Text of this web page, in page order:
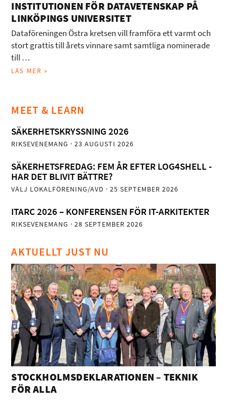
INSTITUTIONEN FÖR DATAVETENSKAP PÅ
LINKÖPINGS UNIVERSITET
Dataföreningen Östra kretsen vill framföra ett varmt och
stort grattis till årets vinnare samt samtliga nominerade
till …
LÄS MER »
MEET & LEARN
SÄKERHETSKRYSSNING 2026
RIKSEVENEMANG · 23 AUGUSTI 2026
SÄKERHETSFREDAG: FEM ÅR EFTER LOG4SHELL -
HAR DET BLIVIT BÄTTRE?
VÄLJ LOKALFÖRENING/AVD · 25 SEPTEMBER 2026
ITARC 2026 – KONFERENSEN FÖR IT-ARKITEKTER
RIKSEVENEMANG · 28 SEPTEMBER 2026
AKTUELLT JUST NU
STOCKHOLMSDEKLARATIONEN – TEKNIK
FÖR ALLA